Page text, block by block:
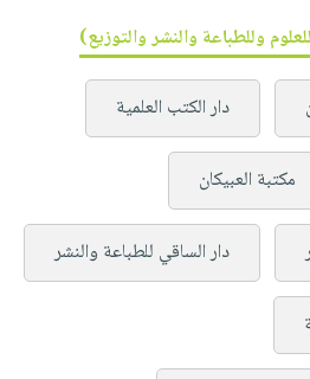
وللطباعة والنشر والتوزيع)
دار الكتب العلمية
مكتبة العبيكان
دار الساقي للطباعة والنشر